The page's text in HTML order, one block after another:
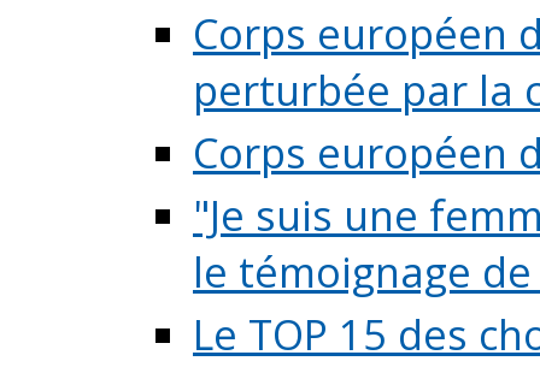
Corps européen
perturbée par la
Corps européen
"Je suis une
le témoignage de
Le TOP 15 des